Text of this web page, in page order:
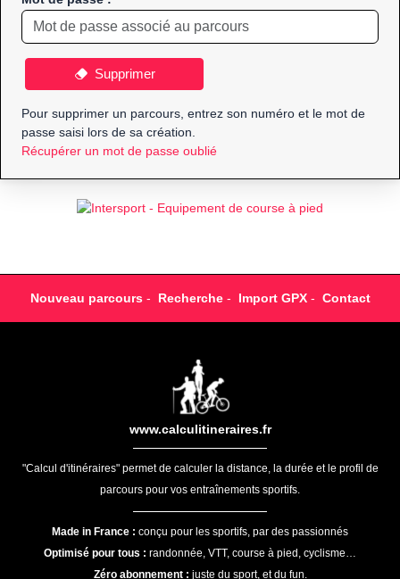
Supprimer
Pour supprimer un parcours, entrez son numéro et le mot de
passe saisi lors de sa création.
Récupérer un mot de passe oublié
Nouveau parcours- Recherche- Import GPX- Contact
www.calculitineraires.fr
"Calcul d'itinéraires" permet de calculer la distance, la durée et le profil de
parcours pour vos entraînements sportifs.
Made in France : conçu pour les sportifs, par des passionnés
Optimisé pour tous : randonnée, VTT, course à pied, cyclisme…
Zéro abonnement : juste du sport, et du fun.